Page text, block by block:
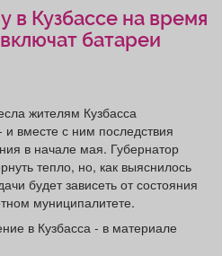
Проекты
Погода
в Кузбассе на время
батареи
жителям Кузбасса
вместе с ним последствия
в начале мая. Губернатор
тепло, но, как выяснилось
будет зависеть от состояния
муниципалитете.
в Кузбасса - в материале